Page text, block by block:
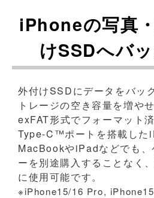
iPhoneの写真
けSSDへバ
外付けSSDにデータをバッ
トレージの空き容量を増や
exFAT形式でフォーマット
Type-C™ポートを搭載した
MacBookやiPadなどでも、
ーを別途購入することなく
に使用可能です。
※iPhone15/16 Pro,